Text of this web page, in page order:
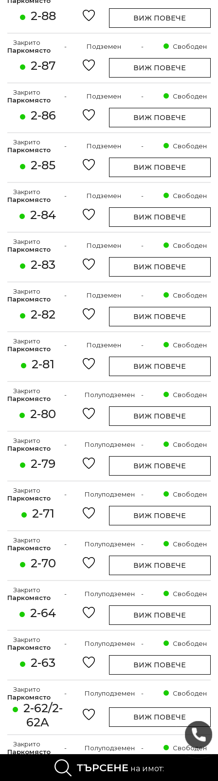
2-88 ВИЖ ПОВЕЧЕ
2-87
Закрито
Паркомясто
- Подземен - Свободен
ВИЖ ПОВЕЧЕ
2-86
Закрито
Паркомясто
- Подземен - Свободен
ВИЖ ПОВЕЧЕ
2-85
Закрито
Паркомясто
- Подземен - Свободен
ВИЖ ПОВЕЧЕ
2-84
Закрито
Паркомясто
- Подземен - Свободен
ВИЖ ПОВЕЧЕ
2-83
Закрито
Паркомясто
- Подземен - Свободен
ВИЖ ПОВЕЧЕ
2-82
Закрито
Паркомясто
- Подземен - Свободен
ВИЖ ПОВЕЧЕ
2-81
Закрито
Паркомясто
- Подземен - Свободен
ВИЖ ПОВЕЧЕ
2-80
Закрито
Паркомясто
- Полуподземен - Свободен
ВИЖ ПОВЕЧЕ
2-79
Закрито
Паркомясто
- Полуподземен - Свободен
ВИЖ ПОВЕЧЕ
2-71
Закрито
Паркомясто
- Полуподземен - Свободен
ВИЖ ПОВЕЧЕ
2-70
Закрито
Паркомясто
- Полуподземен - Свободен
ВИЖ ПОВЕЧЕ
2-64
Закрито
Паркомясто
- Полуподземен - Свободен
ВИЖ ПОВЕЧЕ
2-63
Закрито
Паркомясто
- Полуподземен - Свободен
ВИЖ ПОВЕЧЕ
2-62/2-
62A
Закрито
Паркомясто
- Полуподземен - Свободен
ВИЖ ПОВЕЧЕ
2-60
Закрито
Паркомясто
- Полуподземен - Свободен
ВИЖ ПОВЕЧЕ
ТЪРСЕНЕ на имот: